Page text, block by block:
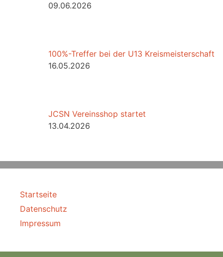
09.06.2026
100%-Treffer bei der U13 Kreismeisterschaft
16.05.2026
JCSN Vereinsshop startet
13.04.2026
Startseite
Datenschutz
Impressum